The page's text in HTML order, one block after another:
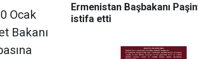
Ocak
Bakanı
Ermenistan Başbakanı
istifa etti